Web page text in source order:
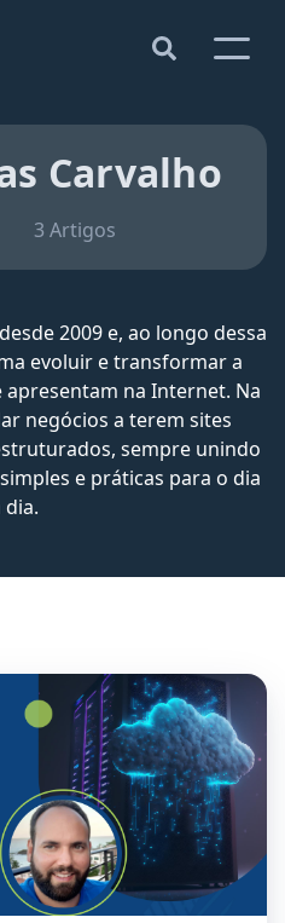
Carvalho
3 Artigos
2009 e, ao longo dessa
evoluir e transformar a
na Internet. Na
negócios a terem sites
sempre unindo
e práticas para o dia
dia.